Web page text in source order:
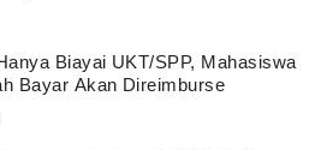
Biayai UKT/SPP, Mahasiswa
Bayar Akan Direimburse